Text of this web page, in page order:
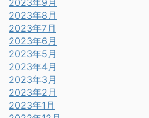
2023年9月
2023年8月
2023年7月
2023年6月
2023年5月
2023年4月
2023年3月
2023年2月
2023年1月